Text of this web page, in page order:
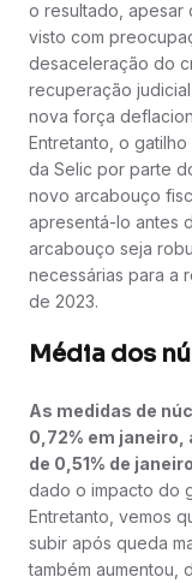
o resultado, apesar
visto com
desaceleração do
recuperação
nova força
Entretanto, o
da Selic por parte
novo arcabouço
apresentá-lo antes
arcabouço seja
necessárias para a
de 2023.
Média dos
As medidas de
0,72% em janeiro,
de 0,51% de
dado o impacto do
Entretanto, vemos
subir após queda
também aumentou,